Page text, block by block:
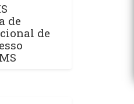
de
de